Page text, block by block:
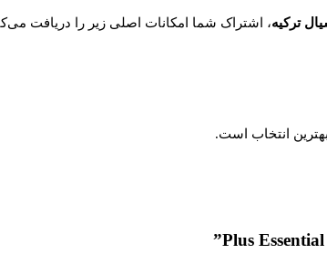
ترکیه، اشتراک شما امکانات اصلی زیر را دریافت
بهترین انتخاب است.